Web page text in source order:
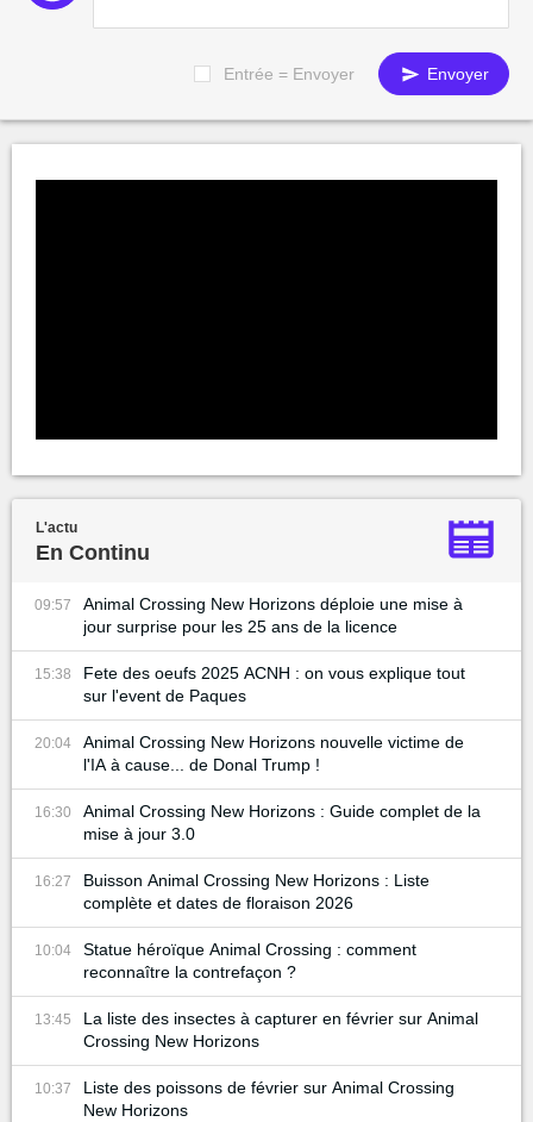
Entrée = Envoyer Envoyer
L'actu
En Continu
09:57
Animal Crossing New Horizons déploie une mise à
jour surprise pour les 25 ans de la licence
15:38
Fete des oeufs 2025 ACNH : on vous explique tout
sur l'event de Paques
20:04
Animal Crossing New Horizons nouvelle victime de
l'IA à cause... de Donal Trump !
16:30
Animal Crossing New Horizons : Guide complet de la
mise à jour 3.0
16:27
Buisson Animal Crossing New Horizons : Liste
complète et dates de floraison 2026
10:04
Statue héroïque Animal Crossing : comment
reconnaître la contrefaçon ?
13:45
La liste des insectes à capturer en février sur Animal
Crossing New Horizons
10:37
Liste des poissons de février sur Animal Crossing
New Horizons